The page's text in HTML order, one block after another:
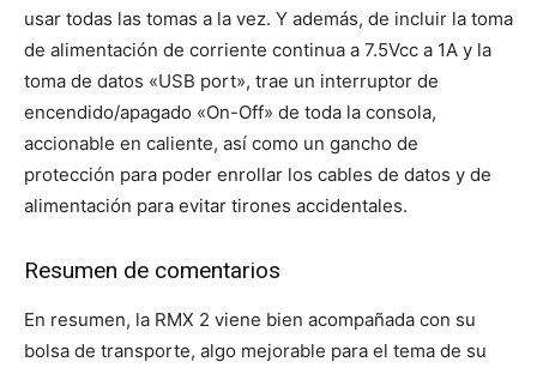
usar todas las tomas a la vez. Y además, de incluir la toma
de alimentación de corriente continua a 7.5Vcc a 1A y la
toma de datos «USB port», trae un interruptor de
encendido/apagado «On-Off» de toda la consola,
accionable en caliente, así como un gancho de
protección para poder enrollar los cables de datos y de
alimentación para evitar tirones accidentales.
Resumen de comentarios
En resumen, la RMX 2 viene bien acompañada con su
bolsa de transporte, algo mejorable para el tema de su